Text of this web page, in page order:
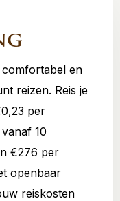
comfortabel en
reizen. Reis je
per
10
€276 per
openbaar
reiskosten